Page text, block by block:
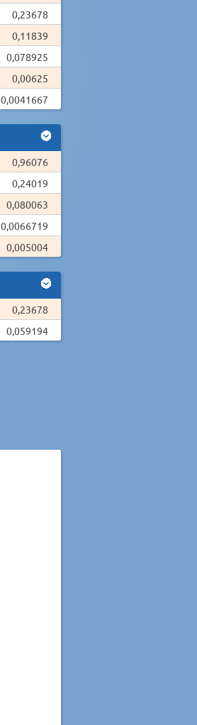
0,23678
0,11839
0,078925
0,00625
0,0041667
0,96076
0,24019
0,080063
0,0066719
0,005004
0,23678
0,059194